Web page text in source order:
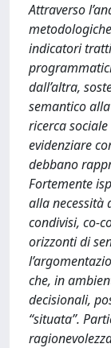
Attraverso
indicatori
dall’altra,
semantico
ricerca
evidenziare
debbano
Fortemente
alla necessità
condivisi, co-
orizzonti di
che, in
decisionali,
“situata”.